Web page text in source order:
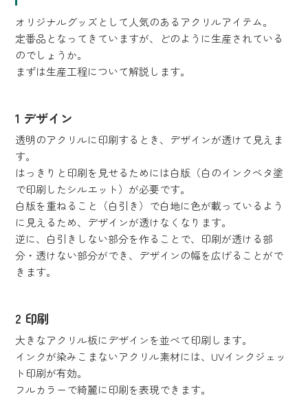
オリジナルグッズとして人気のあるアクリルアイテム。
定番品となってきていますが、どのように生産されている
のでしょうか。
まずは生産工程について解説します。
1 デザイン
透明のアクリルに印刷するとき、デザインが透けて見えま
す。
はっきりと印刷を見せるためには白版（白のインクベタ塗
で印刷したシルエット）が必要です。
白版を重ねること（白引き）で白地に色が載っているよう
に見えるため、デザインが透けなくなります。
逆に、白引きしない部分を作ることで、印刷が透ける部
分・透けない部分ができ、デザインの幅を広げることがで
きます。
2 印刷
大きなアクリル板にデザインを並べて印刷します。
インクが染みこまないアクリル素材には、UVインクジェッ
ト印刷が有効。
フルカラーで綺麗に印刷を表現できます。